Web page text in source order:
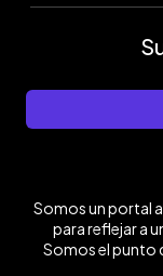
Somos un portal
para reflejar a
Somos el punto